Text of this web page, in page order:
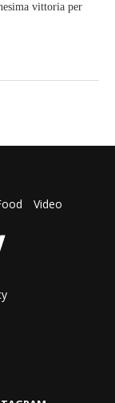
vittoria per
Video